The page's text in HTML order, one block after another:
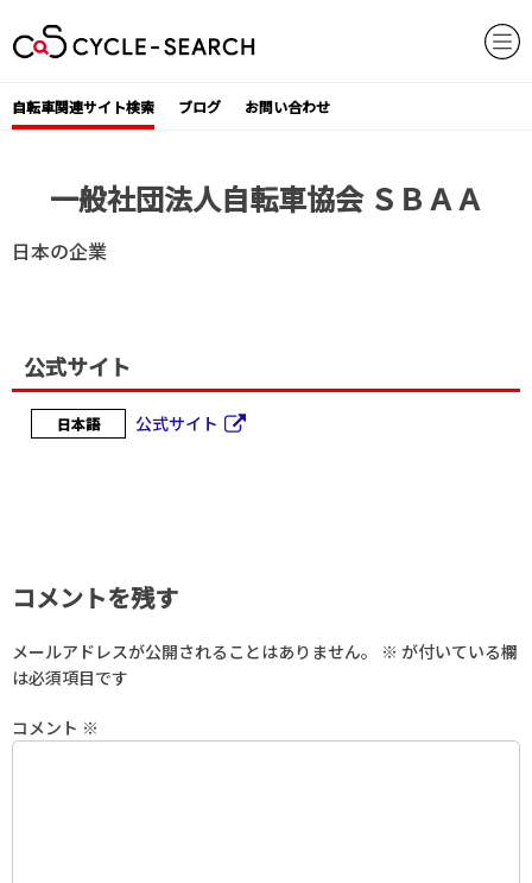
to
content
自転車関連サイト検索 ブログ お問い合わせ
一般社団法人自転車協会 ＳＢＡＡ
日本の企業
公式サイト
日本語 公式サイト
コメントを残す
メールアドレスが公開されることはありません。 ※ が付いている欄
は必須項目です
コメント ※